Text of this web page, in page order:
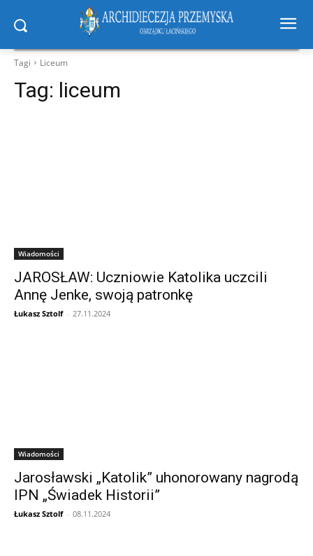
Tagi Liceum
Tag: liceum
Wiadomości
JAROSŁAW: Uczniowie Katolika uczcili
Annę Jenke, swoją patronkę
Łukasz Sztolf - 27.11.2024
Wiadomości
Jarosławski „Katolik” uhonorowany nagrodą
IPN „Świadek Historii”
Łukasz Sztolf - 08.11.2024